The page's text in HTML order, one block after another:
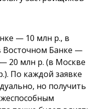
— 10 млн р., в
Восточном Банке —
20 млн р. (в Москве
По каждой заявке
но получить